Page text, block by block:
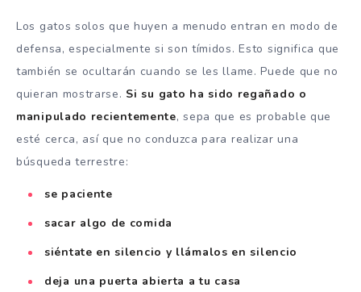
Los gatos solos que huyen a menudo entran en modo de
defensa, especialmente si son tímidos. Esto significa que
también se ocultarán cuando se les llame. Puede que no
quieran mostrarse. Si su gato ha sido regañado o
manipulado recientemente, sepa que es probable que
esté cerca, así que no conduzca para realizar una
búsqueda terrestre:
se paciente
sacar algo de comida
siéntate en silencio y llámalos en silencio
deja una puerta abierta a tu casa